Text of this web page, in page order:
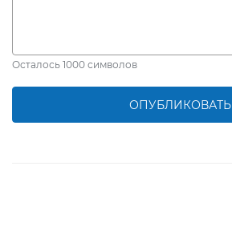
Осталось 1000 символов
ОПУБЛИКОВАТЬ